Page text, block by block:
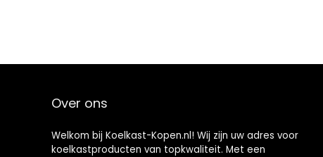
Over ons
Welkom bij Koelkast-Kopen.nl! Wij zijn uw adres voor
koelkastproducten van topkwaliteit. Met een